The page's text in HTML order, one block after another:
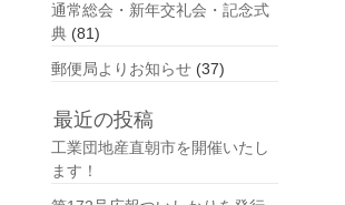
通常総会・新年交礼会・記念式
典 (81)
郵便局よりお知らせ (37)
最近の投稿
工業団地産直朝市を開催いたし
ます！